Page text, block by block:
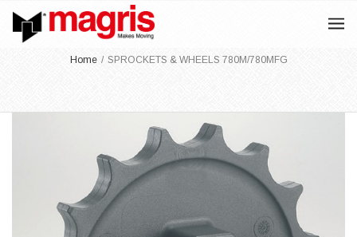
Home / SPROCKETS & WHEELS 780M/780MFG